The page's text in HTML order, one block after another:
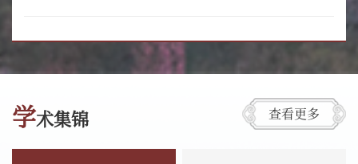
学术集锦 查看更多